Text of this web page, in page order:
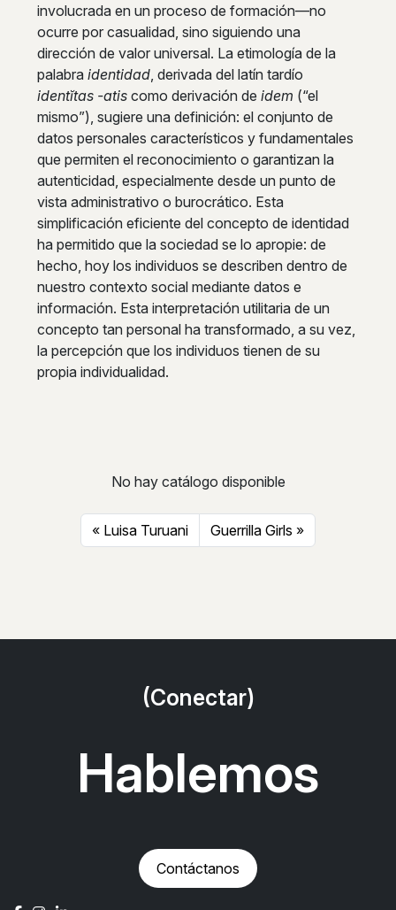
involucrada en un proceso de formación—no
ocurre por casualidad, sino siguiendo una
dirección de valor universal. La etimología de la
palabra identidad , derivada del latín tardío
identĭtas -atis como derivación de idem (“el
mismo”), sugiere una definición: el conjunto de
datos personales característicos y fundamentales
que permiten el reconocimiento o garantizan la
autenticidad, especialmente desde un punto de
vista administrativo o burocrático. Esta
simplificación eficiente del concepto de identidad
ha permitido que la sociedad se lo apropie: de
hecho, hoy los individuos se describen dentro de
nuestro contexto social mediante datos e
información. Esta interpretación utilitaria de un
concepto tan personal ha transformado, a su vez,
la percepción que los individuos tienen de su
propia individualidad.
No hay catálogo disponible
Luisa Turuani Guerrilla Girls
(Conectar)
Hablemos
Contáctanos